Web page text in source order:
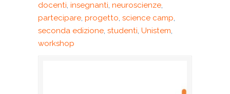
docenti, insegnanti, neuroscienze,
partecipare, progetto, science camp,
seconda edizione, studenti, Unistem,
workshop